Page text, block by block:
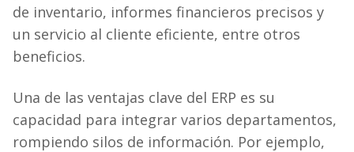
de inventario, informes financieros precisos y
un servicio al cliente eficiente, entre otros
beneficios.
Una de las ventajas clave del ERP es su
capacidad para integrar varios departamentos,
rompiendo silos de información. Por ejemplo,